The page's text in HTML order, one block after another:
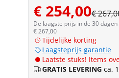
€ 254,00€
De laagste prijs in de 30
€ 267,00
Tijdelijke korting
Laagsteprijs garantie
Laatste stuks! Items
GRATIS LEVERING ca.